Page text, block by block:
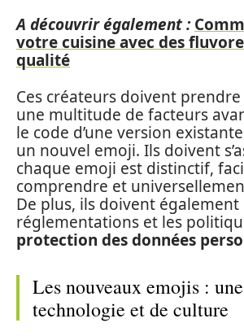
A découvrir également :
votre cuisine avec des
qualité
Ces créateurs doivent
une multitude de facteurs
le code d’une version
un nouvel emoji. Ils doivent
chaque emoji est distinctif,
comprendre et
De plus, ils doivent également
réglementations et les
protection des données
Les nouveaux emojis :
technologie et de culture